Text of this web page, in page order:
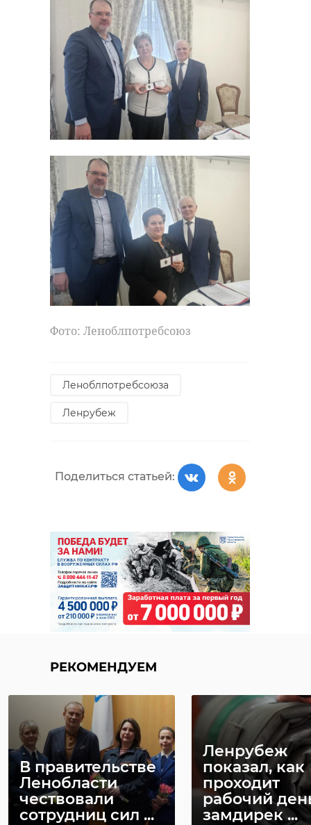
Фото: Леноблпотребсоюз
Леноблпотребсоюза
Ленрубеж
Поделиться статьей:
РЕКОМЕНДУЕМ
В правительстве
Ленобласти
чествовали
сотрудниц сил ...
Ленрубеж
показал, как
проходит
рабочий
замдирек ...